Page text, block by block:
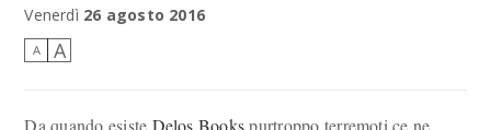
Venerdì 26 agosto 2016
A A
Da quando esiste Delos Bookspurtroppo terremoti ce ne